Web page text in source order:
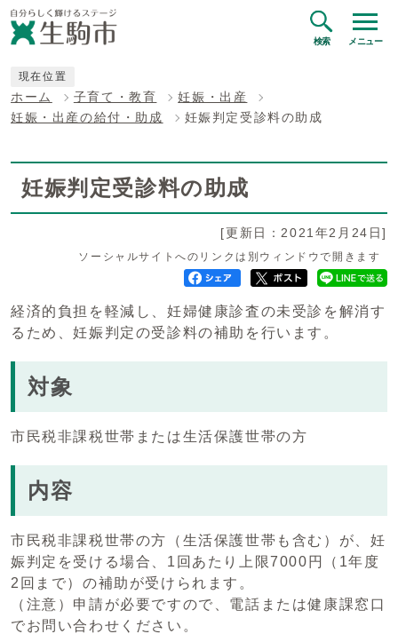
検索 メニュー
現在位置
ホーム 子育て・教育
妊娠・出産
妊娠・出産の給付・助成
妊娠判定受診料の助成
妊娠判定受診料の助成
[更新日：2021年2月24日]
ソーシャルサイトへのリンクは別ウィンドウで開きます
経済的負担を軽減し、妊婦健康診査の未受診を解消す
るため、妊娠判定の受診料の補助を行います。
対象
市民税非課税世帯または生活保護世帯の方
内容
市民税非課税世帯の方（生活保護世帯も含む）が、妊
娠判定を受ける場合、1回あたり上限7000円（1年度
2回まで）の補助が受けられます。
（注意）申請が必要ですので、電話または健康課窓口
でお問い合わせください。